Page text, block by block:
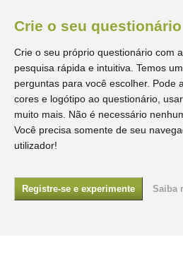
Crie o seu questionário
Crie o seu próprio questionário com
pesquisa rápida e intuitiva. Temos
perguntas para você escolher. Pode
cores e logótipo ao questionário,
muito mais. Não é necessário
Você precisa somente de seu
utilizador!
Registre-se e experimente Saiba